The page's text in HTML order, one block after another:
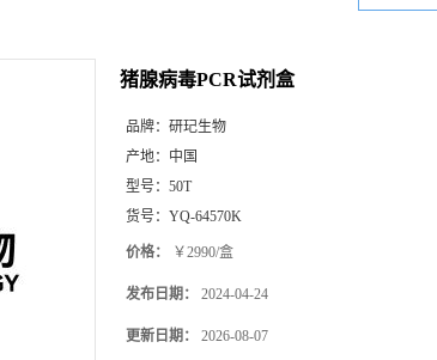
猪腺病毒PCR试剂盒
品牌： 研玘生物
产地： 中国
型号： 50T
货号： YQ-64570K
价格： ￥2990/盒
发布日期： 2024-04-24
更新日期： 2026-08-07